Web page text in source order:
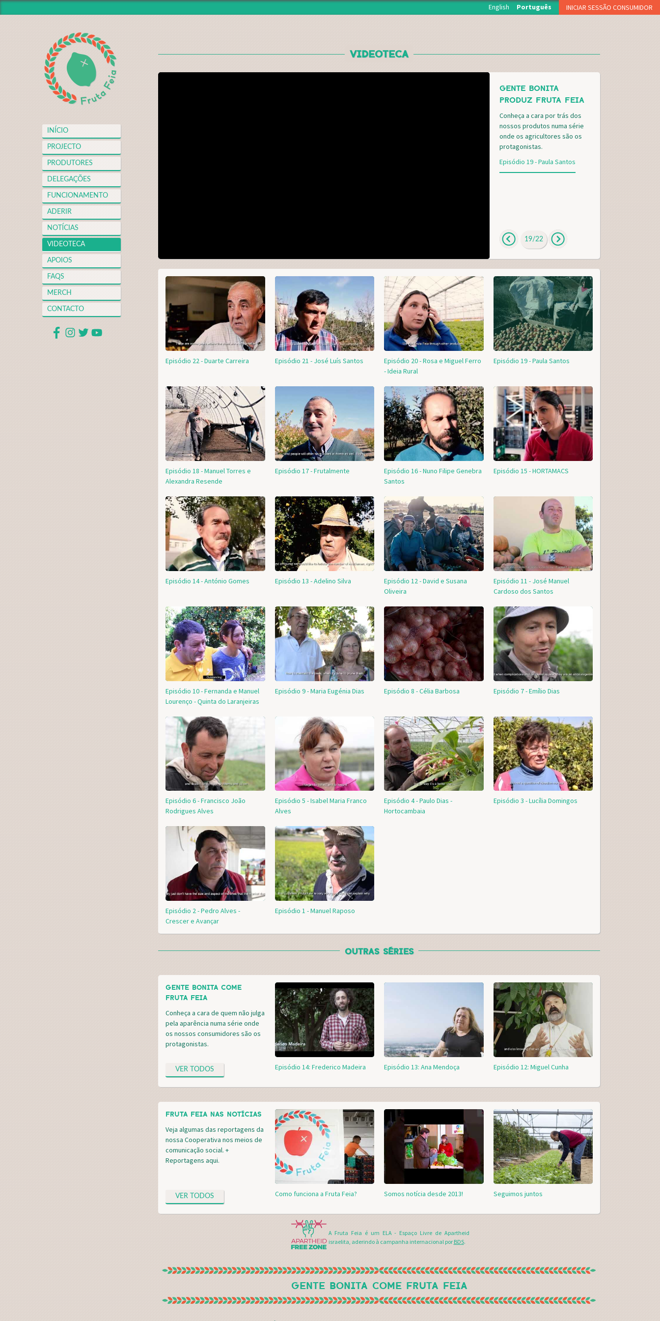
INICIAR SESSÃO CONSUMIDOR
PROJECTO
PRODUTORES
DELEGAÇÕES
FUNCIONAMENTO
VIDEOTECA
CONTACTO
PALAVRA-PASSE
CAPTCHA
Esqueci a palavra-passe
Inscreva-se como consumidor!!
English Português
INÍCIO
PROJECTO
PRODUTORES
DELEGAÇÕES
FUNCIONAMENTO
ADERIR
NOTÍCIAS
VIDEOTECA
APOIOS
FAQS
MERCH
CONTACTO
VIDEOTECA
GENTE BONITA
PRODUZ FRUTA FEIA
Conheça a cara por trás dos
nossos produtos numa série
onde os agricultores são os
protagonistas.
Episódio 19 - Paula Santos
19/22
Episódio 22 - Duarte Carreira Episódio 21 - José Luís Santos
Episódio 20 - Rosa e Miguel Ferro
- Ideia Rural
Episódio 19 - Paula Santos
Episódio 18 - Manuel Torres e
Alexandra Resende
Episódio 17 - Frutalmente
Episódio 16 - Nuno Filipe Genebra
Santos
Episódio 15 - HORTAMACS
Episódio 14 - António Gomes Episódio 13 - Adelino Silva
Episódio 12 - David e Susana
Oliveira
Episódio 11 - José Manuel
Cardoso dos Santos
Episódio 10 - Fernanda e Manuel
Lourenço - Quinta do Laranjeiras
Episódio 9 - Maria Eugénia Dias Episódio 8 - Célia Barbosa Episódio 7 - Emílio Dias
Episódio 6 - Francisco João
Rodrigues Alves
Episódio 5 - Isabel Maria Franco
Alves
Episódio 4 - Paulo Dias -
Hortocambaia
Episódio 3 - Lucília Domingos
Episódio 2 - Pedro Alves -
Crescer e Avançar
Episódio 1 - Manuel Raposo
OUTRAS SÉRIES
GENTE BONITA COME
FRUTA FEIA
Conheça a cara de quem não julga
pela aparência numa série onde
os nossos consumidores são os
protagonistas.
VER TODOS Episódio 14: Frederico Madeira Episódio 13: Ana Mendoça Episódio 12: Miguel Cunha
FRUTA FEIA NAS NOTÍCIAS
Veja algumas das reportagens da
nossa Cooperativa nos meios de
comunicação social. +
Reportagens aqui.
VER TODOS Como funciona a Fruta Feia? Somos notícia desde 2013! Seguimos juntos
A Fruta Feia é um ELA - Espaço Livre de Apartheid
israelita, aderindo à campanha internacional por BDS.
GENTE BONITA COME FRUTA FEIA